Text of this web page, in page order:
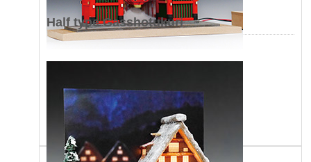
Half type Gasshotukuri